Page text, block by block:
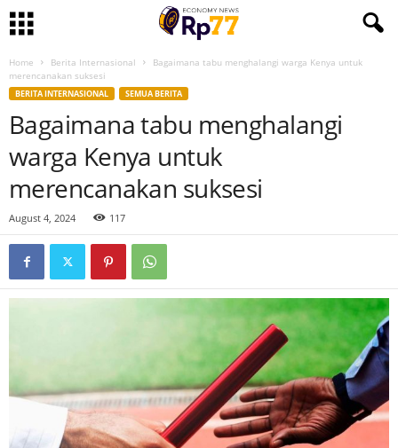
Home Berita Internasional
Bagaimana tabu menghalangi warga Kenya untuk
merencanakan suksesi
BERITA INTERNASIONAL SEMUA BERITA
Bagaimana tabu menghalangi
warga Kenya untuk
merencanakan suksesi
August 4, 2024 117